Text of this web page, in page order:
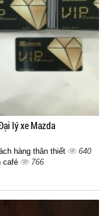
lý xe Mazda
hàng thân thiết
640
café
766